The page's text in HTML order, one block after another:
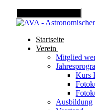
Startseite
Verein
Mitglied
Kurs
Ausbildung